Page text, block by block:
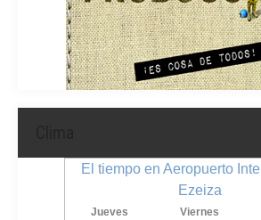
El tiempo en Aeropuerto
Ezeiza
Jueves Viernes